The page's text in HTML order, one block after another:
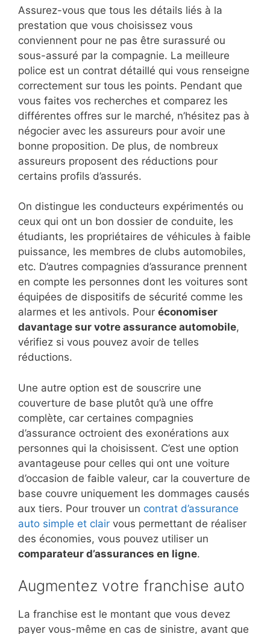
Assurez-vous que tous les détails liés à la
prestation que vous choisissez vous
conviennent pour ne pas être surassuré ou
sous-assuré par la compagnie. La meilleure
police est un contrat détaillé qui vous renseigne
correctement sur tous les points. Pendant que
vous faites vos recherches et comparez les
différentes offres sur le marché, n’hésitez pas à
négocier avec les assureurs pour avoir une
bonne proposition. De plus, de nombreux
assureurs proposent des réductions pour
certains profils d’assurés.
On distingue les conducteurs expérimentés ou
ceux qui ont un bon dossier de conduite, les
étudiants, les propriétaires de véhicules à faible
puissance, les membres de clubs automobiles,
etc. D’autres compagnies d’assurance prennent
en compte les personnes dont les voitures sont
équipées de dispositifs de sécurité comme les
alarmes et les antivols. Pour économiser
davantage sur votre assurance automobile,
vérifiez si vous pouvez avoir de telles
réductions.
Une autre option est de souscrire une
couverture de base plutôt qu’à une offre
complète, car certaines compagnies
d’assurance octroient des exonérations aux
personnes qui la choisissent. C’est une option
avantageuse pour celles qui ont une voiture
d’occasion de faible valeur, car la couverture de
base couvre uniquement les dommages causés
aux tiers. Pour trouver un contrat d’assurance
auto simple et clair vous permettant de réaliser
des économies, vous pouvez utiliser un
comparateur d’assurances en ligne.
Augmentez votre franchise auto
La franchise est le montant que vous devez
payer vous-même en cas de sinistre, avant que